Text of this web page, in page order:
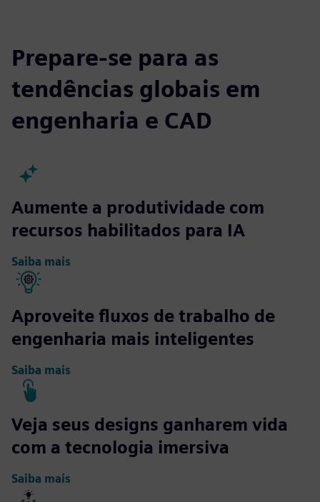
Prepare-se para as
tendências globais em
engenharia e CAD
Aumente a produtividade com
recursos habilitados para IA
Saiba mais
Aproveite fluxos de trabalho de
engenharia mais inteligentes
Saiba mais
Veja seus designs ganharem vida
com a tecnologia imersiva
Saiba mais